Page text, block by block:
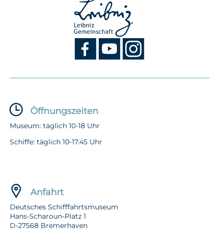
Öffnungszeiten
Museum: täglich 10-18 Uhr
Schiffe: täglich 10-17.45 Uhr
Anfahrt
Deutsches Schifffahrtsmuseum
Hans-Scharoun-Platz 1
D-27568 Bremerhaven